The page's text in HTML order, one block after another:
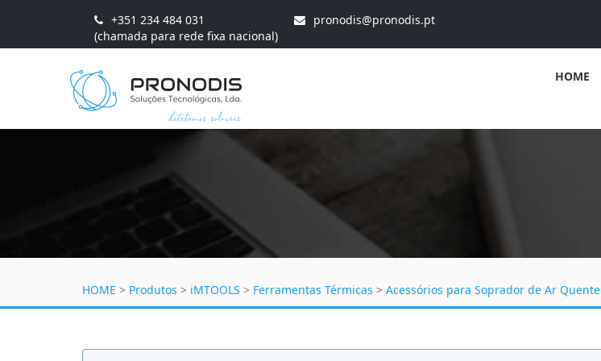
+351 234 484 031
(chamada para rede fixa nacional)
pronodis@pronodis.pt
HOME
HOME > Produtos > iMTOOLS > Ferramentas Térmicas > Acessórios para Soprador de Ar Quente